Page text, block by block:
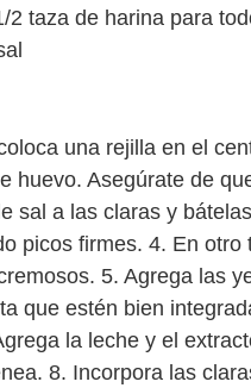
taza de harina para
una rejilla en el
huevo. Asegúrate de
sal a las claras y
picos firmes. 4. En otro
5. Agrega las
que estén bien
la leche y el
8. Incorpora las